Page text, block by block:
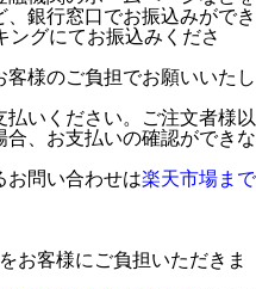
銀行窓口でお振込みができ
ングにてお振込みくださ
様のご負担でお願いいたし
いください。ご注文者様以
、お支払いの確認ができな
問い合わせは楽天市場まで
お客様にご負担いただきま